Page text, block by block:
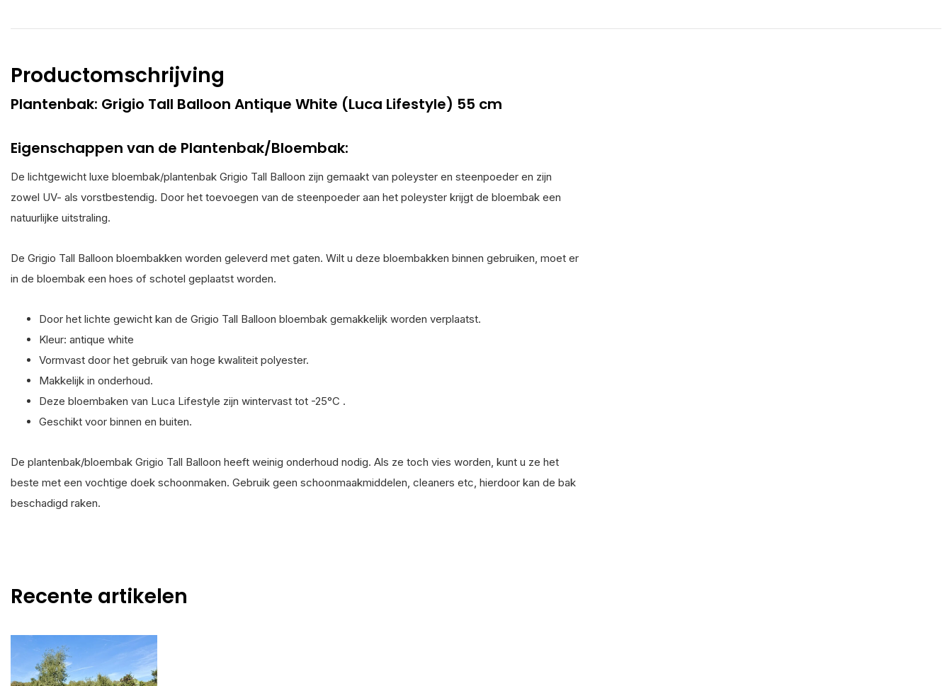
Productomschrijving
Plantenbak: Grigio Tall Balloon Antique White (Luca Lifestyle) 55 cm
Eigenschappen van de Plantenbak/Bloembak:
De lichtgewicht luxe bloembak/plantenbak Grigio Tall Balloon zijn gemaakt van poleyster en steenpoeder en zijn
zowel UV- als vorstbestendig. Door het toevoegen van de steenpoeder aan het poleyster krijgt de bloembak een
natuurlijke uitstraling.
De Grigio Tall Balloon bloembakken worden geleverd met gaten. Wilt u deze bloembakken binnen gebruiken, moet er
in de bloembak een hoes of schotel geplaatst worden.
Door het lichte gewicht kan de Grigio Tall Balloon bloembak gemakkelijk worden verplaatst.
Kleur: antique white
Vormvast door het gebruik van hoge kwaliteit polyester.
Makkelijk in onderhoud.
Deze bloembaken van Luca Lifestyle zijn wintervast tot -25°C .
Geschikt voor binnen en buiten.
De plantenbak/bloembak Grigio Tall Balloon heeft weinig onderhoud nodig. Als ze toch vies worden, kunt u ze het
beste met een vochtige doek schoonmaken. Gebruik geen schoonmaakmiddelen, cleaners etc, hierdoor kan de bak
beschadigd raken.
Recente artikelen